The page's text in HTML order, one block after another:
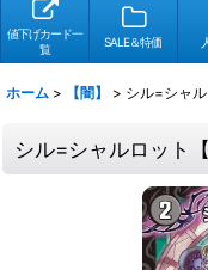
値下げカード一
覧
SALE＆特価
ホーム > 【闇】 > シル=シャ
シル=シャルロット